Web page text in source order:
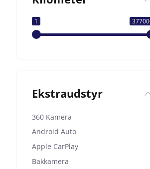
1
Ekstraudstyr
360 Kamera
Android Auto
Apple CarPlay
Bakkamera